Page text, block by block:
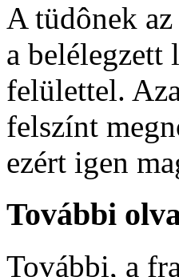
A tüdônek
a belélegzett
felülettel.
felszínt
ezért igen
További
További, a